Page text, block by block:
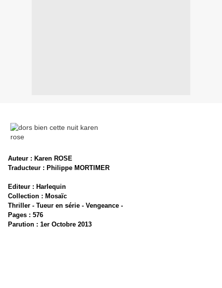
Auteur : Karen ROSE
Traducteur : Philippe MORTIMER
Editeur : Harlequin
Collection : Mosaïc
Thriller - Tueur en série - Vengeance -
Pages : 576
Parution : 1er Octobre 2013